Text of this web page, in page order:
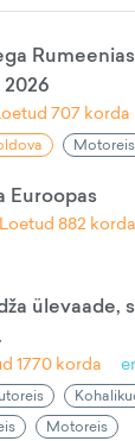
707 korda
Motoreis
Euroopas
Loetud 882 korda
ülevaade,
1770 korda
Motoreis